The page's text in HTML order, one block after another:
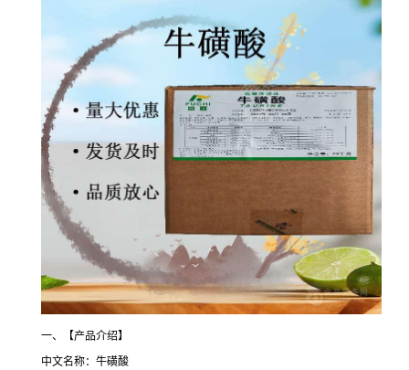
一、【产品介绍】
中文名称：牛磺酸